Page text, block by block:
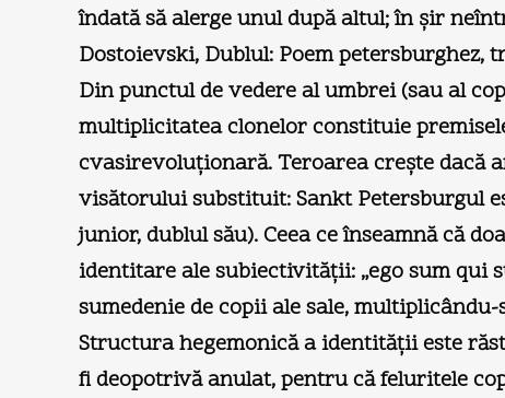
îndată să alerge unul după altul; în şir
Dostoievski, Dublul: Poem petersburghez,
Din punctul de vedere al umbrei (sau al
multiplicitatea clonelor constituie
cvasirevoluţionară. Teroarea creşte dacă
visătorului substituit: Sankt Petersburgul
junior, dublul său). Ceea ce înseamnă că
identitare ale subiectivităţii: „ego sum qui
sumedenie de copii ale sale,
Structura hegemonică a identităţii este
fi deopotrivă anulat, pentru că feluritele